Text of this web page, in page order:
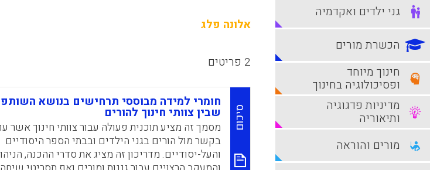
אלונה פלג
2 פריטים
סיכום
חומרי למידה מבוססי תרחישים בנושא
שבין צוותי חינוך להורים
מסמך זה מציע תוכנית פעולה עבור צוותי חינוך אשר
בקשר מול הורים בגני הילדים ובבתי הספר היסודיים
והעל-יסודיים. מדריכון זה מציג את סדרי ההכנה,
גני ילדים ואקדמיה
הכשרת מורים
חינוך מיוחד
ופסיכולוגיה בחינוך
מדיניות פדגוגיה
ותיאוריה
מורים והוראה